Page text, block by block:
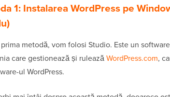
1: Instalarea WordPress pe
metodă, vom folosi Studio. Este un
care gestionează și ruleazăWordPress.com,
ul WordPress.